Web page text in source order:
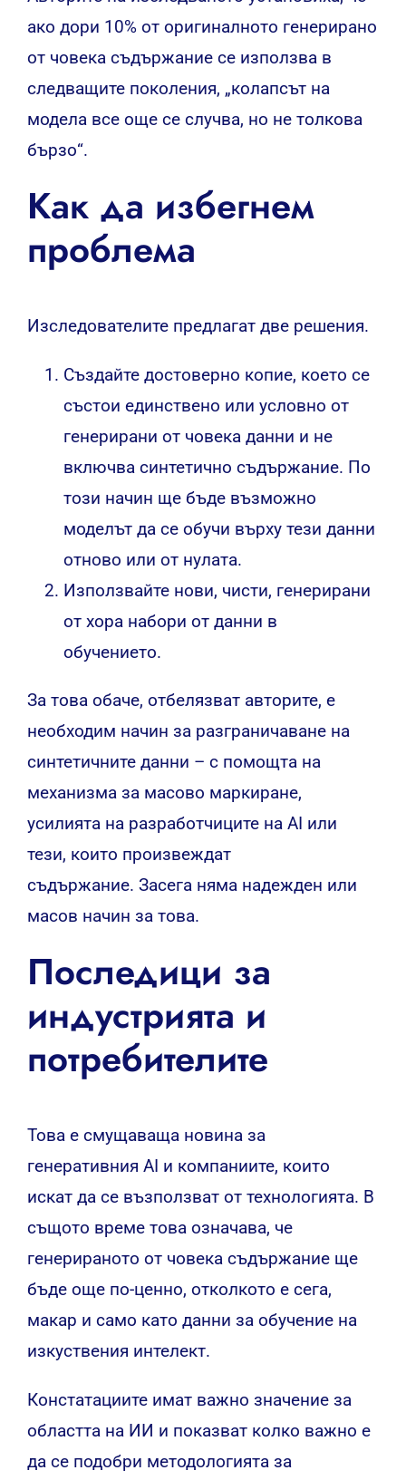
ако дори 10% от оригиналното генерирано
от човека съдържание се използва в
следващите поколения, „колапсът на
модела все още се случва, но не толкова
бързо“.
Как да избегнем
проблема
Изследователите предлагат две решения.
Създайте достоверно копие, което се
състои единствено или условно от
генерирани от човека данни и не
включва синтетично съдържание. По
този начин ще бъде възможно
моделът да се обучи върху тези данни
отново или от нулата.
Използвайте нови, чисти, генерирани
от хора набори от данни в
обучението.
За това обаче, отбелязват авторите, е
необходим начин за разграничаване на
синтетичните данни – с помощта на
механизма за масово маркиране,
усилията на разработчиците на AI или
тези, които произвеждат
съдържание. Засега няма надежден или
масов начин за това.
Последици за
индустрията и
потребителите
Това е смущаваща новина за
генеративния AI и компаниите, които
искат да се възползват от технологията. В
същото време това означава, че
генерираното от човека съдържание ще
бъде още по-ценно, отколкото е сега,
макар и само като данни за обучение на
изкуствения интелект.
Констатациите имат важно значение за
областта на ИИ и показват колко важно е
да се подобри методологията за